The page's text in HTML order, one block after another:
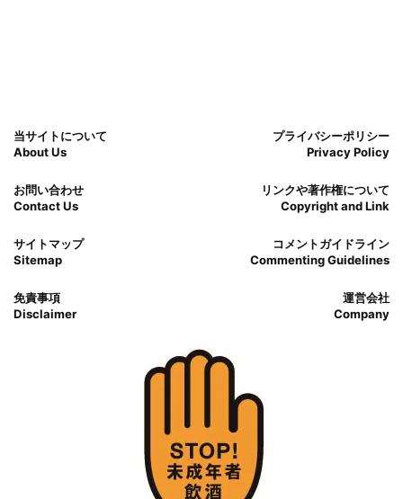
当サイトについて
About Us
プライバシーポリシー
Privacy Policy
お問い合わせ
Contact Us
リンクや著作権について
Copyright and Link
サイトマップ
Sitemap
コメントガイドライン
Commenting Guidelines
免責事項
Disclaimer
運営会社
Company